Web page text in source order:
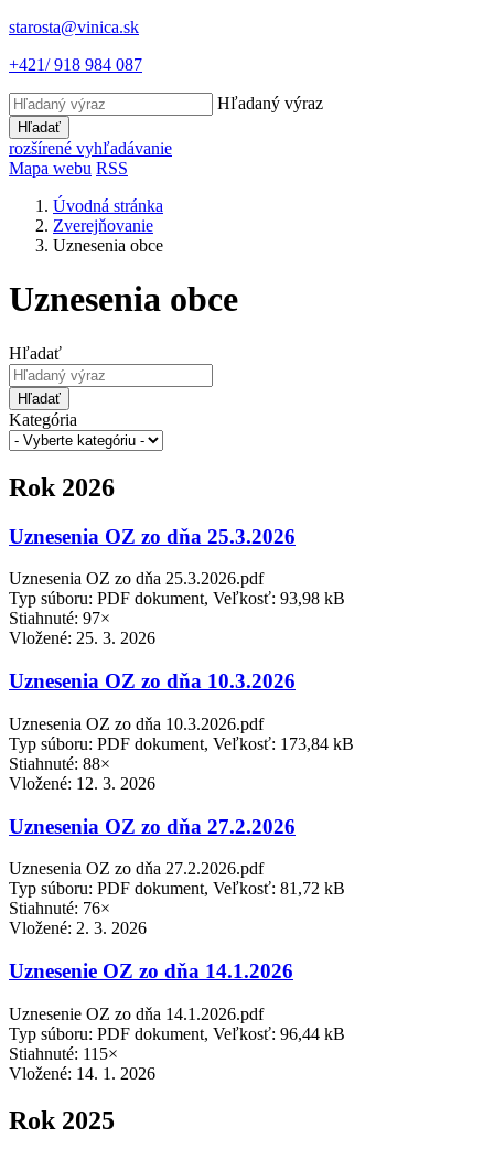
starosta@vinica.sk
+421/ 918 984 087
Hľadaný výraz
Hľadať
rozšírené vyhľadávanie
Mapa webu RSS
Úvodná stránka
Zverejňovanie
Uznesenia obce
Uznesenia obce
Hľadať
Hľadať
Kategória
Rok 2026
Uznesenia OZ zo dňa 25.3.2026
Uznesenia OZ zo dňa 25.3.2026.pdf
Typ súboru: PDF dokument, Veľkosť: 93,98 kB
Stiahnuté: 97×
Vložené: 25. 3. 2026
Uznesenia OZ zo dňa 10.3.2026
Uznesenia OZ zo dňa 10.3.2026.pdf
Typ súboru: PDF dokument, Veľkosť: 173,84 kB
Stiahnuté: 88×
Vložené: 12. 3. 2026
Uznesenia OZ zo dňa 27.2.2026
Uznesenia OZ zo dňa 27.2.2026.pdf
Typ súboru: PDF dokument, Veľkosť: 81,72 kB
Stiahnuté: 76×
Vložené: 2. 3. 2026
Uznesenie OZ zo dňa 14.1.2026
Uznesenie OZ zo dňa 14.1.2026.pdf
Typ súboru: PDF dokument, Veľkosť: 96,44 kB
Stiahnuté: 115×
Vložené: 14. 1. 2026
Rok 2025